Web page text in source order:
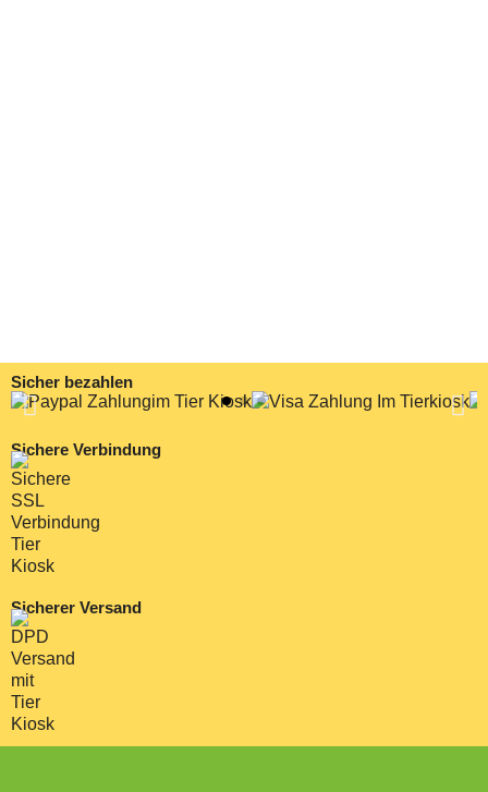
Sicher bezahlen
Sichere Verbindung
Sicherer Versand